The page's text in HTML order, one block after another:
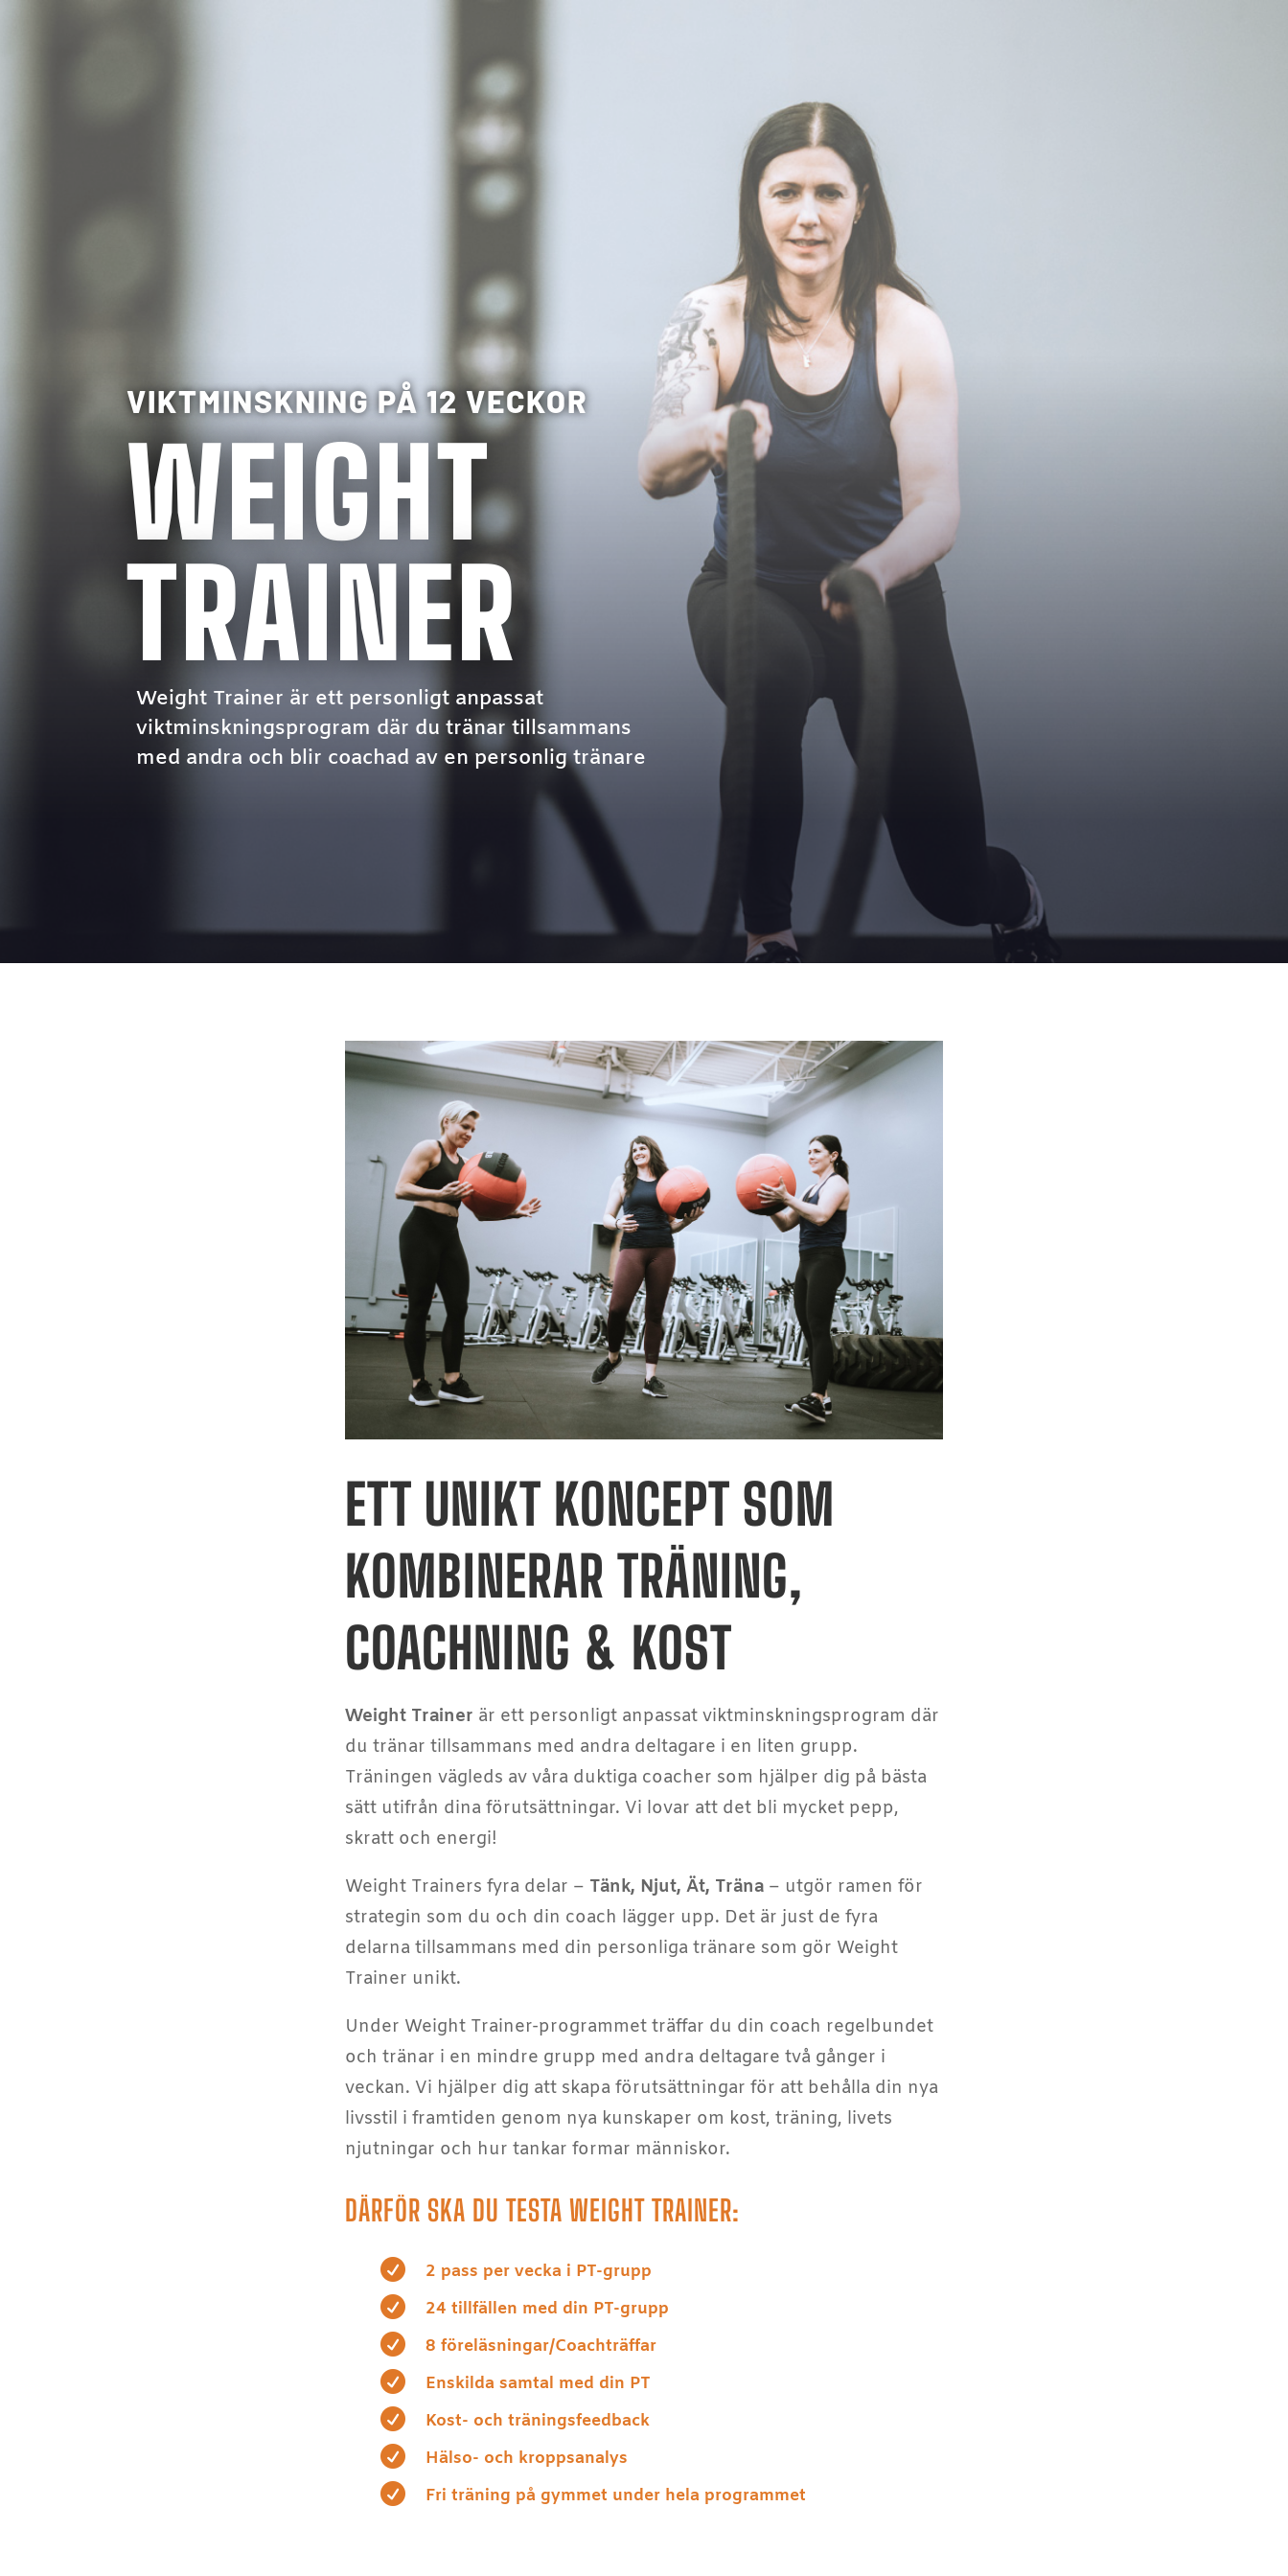
VIKTMINSKNING PÅ 12 VECKOR
WEIGHT
TRAINER
Weight Trainer är ett personligt anpassat
viktminskningsprogram där du tränar tillsammans
med andra och blir coachad av en personlig tränare
ETT UNIKT KONCEPT SOM
KOMBINERAR TRÄNING,
COACHNING & KOST
Weight Trainer är ett personligt anpassat viktminskningsprogram där
du tränar tillsammans med andra deltagare i en liten grupp.
Träningen vägleds av våra duktiga coacher som hjälper dig på bästa
sätt utifrån dina förutsättningar. Vi lovar att det bli mycket pepp,
skratt och energi!
Weight Trainers fyra delar – Tänk, Njut, Ät, Träna– utgör ramen för
strategin som du och din coach lägger upp. Det är just de fyra
delarna tillsammans med din personliga tränare som gör Weight
Trainer unikt.
Under Weight Trainer-programmet träffar du din coach regelbundet
och tränar i en mindre grupp med andra deltagare två gånger i
veckan. Vi hjälper dig att skapa förutsättningar för att behålla din nya
livsstil i framtiden genom nya kunskaper om kost, träning, livets
njutningar och hur tankar formar människor.
DÄRFÖR SKA DU TESTA WEIGHT TRAINER:
 2 pass per vecka i PT-grupp
 24 tillfällen med din PT-grupp
 8 föreläsningar/Coachträffar
 Enskilda samtal med din PT
 Kost- och träningsfeedback
 Hälso- och kroppsanalys
 Fri träning på gymmet under hela programmet